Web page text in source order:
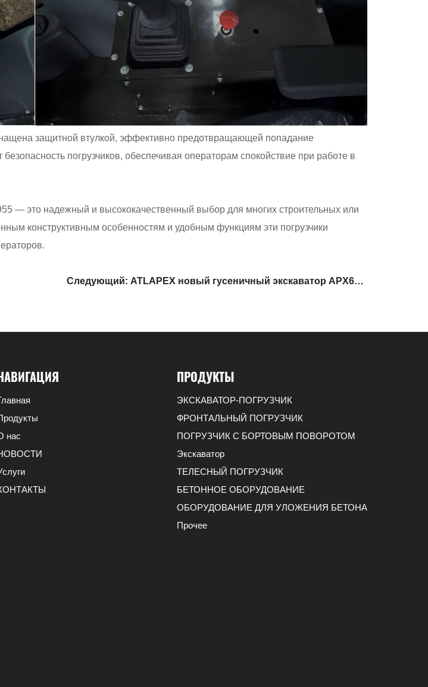
защитной втулкой, эффективно предотвращающей попадание
погрузчиков, обеспечивая операторам спокойствие при работе в
— это надежный и высококачественный выбор для многих строительных или
конструктивным особенностям и удобным функциям эти погрузчики
Следующий: ATLAPEX новый гусеничный экскаватор APX65 с
нас
ПРОДУКТЫ
ЭКСКАВАТОР-ПОГРУЗЧИК
ФРОНТАЛЬНЫЙ ПОГРУЗЧИК
ПОГРУЗЧИК С БОРТОВЫМ ПОВОРОТОМ
Экскаватор
ТЕЛЕСНЫЙ ПОГРУЗЧИК
БЕТОННОЕ ОБОРУДОВАНИЕ
ОБОРУДОВАНИЕ ДЛЯ УЛОЖЕНИЯ БЕТОНА
Прочее